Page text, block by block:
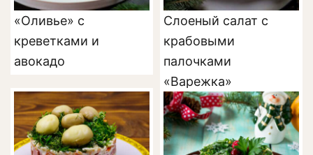
«Оливье» с
креветками и
авокадо
Слоеный салат с
крабовыми
палочками
«Варежка»